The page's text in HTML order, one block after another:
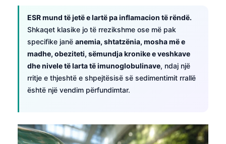
ESR mund të jetë e lartë pa inflamacion të rëndë.
Shkaqet klasike jo të rrezikshme ose më pak
specifike janë anemia, shtatzënia, mosha më e
madhe, obeziteti, sëmundja kronike e veshkave
dhe nivele të larta të imunoglobulinave, ndaj një
rritje e thjeshtë e shpejtësisë së sedimentimit rrallë
është një vendim përfundimtar.